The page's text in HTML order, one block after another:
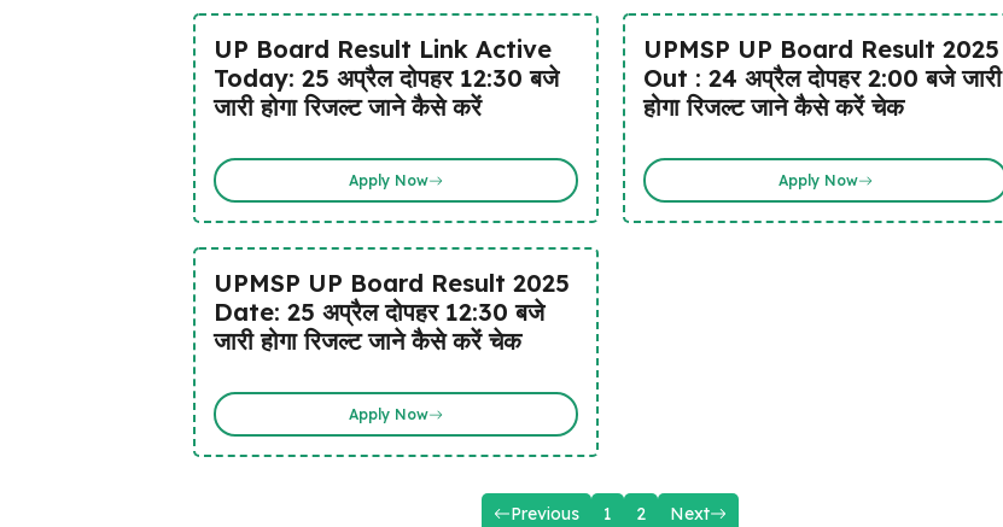
UP Board Result Link Active
Today: 25 अप्रैल दोपहर 12:30 बजे
जारी होगा रिजल्ट जाने कैसे करें
Apply Now
UPMSP UP Board Result 2025
Out : 24 अप्रैल दोपहर 2:00 बजे जारी
होगा रिजल्ट जाने कैसे करें चेक
Apply Now
UPMSP UP Board Result 2025
Date: 25 अप्रैल दोपहर 12:30 बजे
जारी होगा रिजल्ट जाने कैसे करें चेक
Apply Now
Previous 1 2 Next